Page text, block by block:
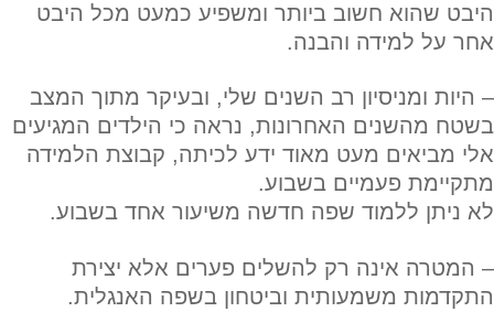
היבט שהוא חשוב ביותר ומשפיע כמעט מכל היבט
אחר על למידה והבנה.
– היות ומניסיון רב השנים שלי, ובעיקר מתוך המצב
בשטח מהשנים האחרונות, נראה כי הילדים המגיעים
אלי מביאים מעט מאוד ידע לכיתה, קבוצת הלמידה
מתקיימת פעמיים בשבוע.
לא ניתן ללמוד שפה חדשה משיעור אחד בשבוע.
– המטרה אינה רק להשלים פערים אלא יצירת
התקדמות משמעותית וביטחון בשפה האנגלית.